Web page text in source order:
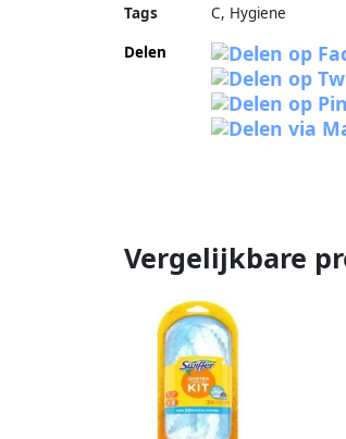
Tags
C, Hygiene
Delen
Vergelijkbare